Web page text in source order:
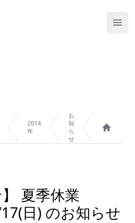
社
メニ
2014
年
お
知
ら
せ
】 夏季休業
日) のお知らせ